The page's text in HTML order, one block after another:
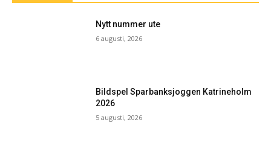
Nytt nummer ute
6 augusti, 2026
Bildspel Sparbanksjoggen Katrineholm
2026
5 augusti, 2026